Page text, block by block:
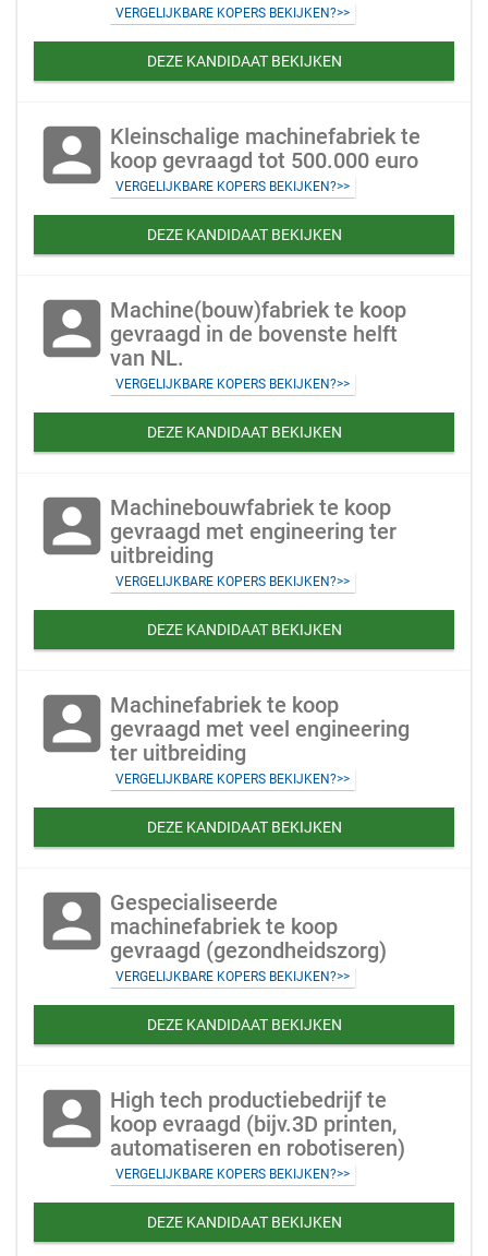
VERGELIJKBARE KOPERS BEKIJKEN?>>
DEZE KANDIDAAT BEKIJKEN
account_box Kleinschalige machinefabriek te
koop gevraagd tot 500.000 euro
VERGELIJKBARE KOPERS BEKIJKEN?>>
DEZE KANDIDAAT BEKIJKEN
account_box Machine(bouw)fabriek te koop
gevraagd in de bovenste helft
van NL.
VERGELIJKBARE KOPERS BEKIJKEN?>>
DEZE KANDIDAAT BEKIJKEN
account_box Machinebouwfabriek te koop
gevraagd met engineering ter
uitbreiding
VERGELIJKBARE KOPERS BEKIJKEN?>>
DEZE KANDIDAAT BEKIJKEN
account_box Machinefabriek te koop
gevraagd met veel engineering
ter uitbreiding
VERGELIJKBARE KOPERS BEKIJKEN?>>
DEZE KANDIDAAT BEKIJKEN
account_box Gespecialiseerde
machinefabriek te koop
gevraagd (gezondheidszorg)
VERGELIJKBARE KOPERS BEKIJKEN?>>
DEZE KANDIDAAT BEKIJKEN
account_box High tech productiebedrijf te
koop evraagd (bijv.3D printen,
automatiseren en robotiseren)
VERGELIJKBARE KOPERS BEKIJKEN?>>
DEZE KANDIDAAT BEKIJKEN